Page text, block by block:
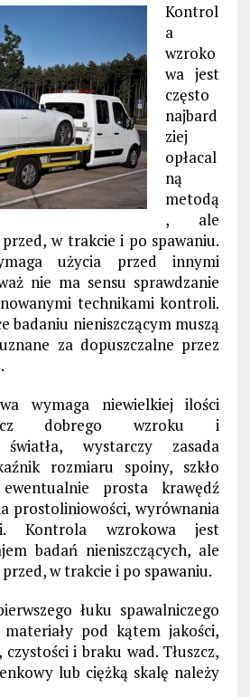
Kontrol
a
wzroko
wa jest
często
najbard
ziej
opłacal
ną
metodą
, ale
w trakcie i po spawaniu.
użycia przed innymi
nie ma sensu sprawdzanie
technikami kontroli.
badaniu nieniszczącym muszą
za dopuszczalne przez
wymaga niewielkiej ilości
dobrego wzroku i
światła, wystarczy zasada
rozmiaru spoiny, szkło
prosta krawędź
prostoliniowości, wyrównania
Kontrola wzrokowa jest
badań nieniszczących, ale
w trakcie i po spawaniu.
łuku spawalniczego
pod kątem jakości,
i braku wad. Tłuszcz,
lub ciężką skalę należy